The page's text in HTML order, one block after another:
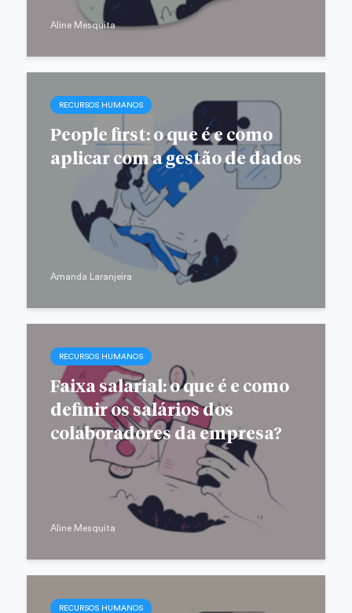
Aline Mesquita
RECURSOS HUMANOS
People first: o que é e como
aplicar com a gestão de dados
Amanda Laranjeira
RECURSOS HUMANOS
Faixa salarial: o que é e como
definir os salários dos
colaboradores da empresa?
Aline Mesquita
RECURSOS HUMANOS